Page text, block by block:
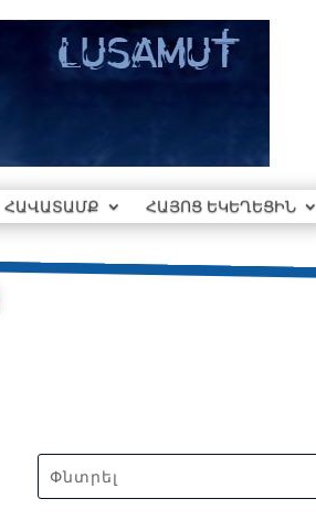
ՀԱՎԱՏԱՄՔ ՀԱՅՈՑ ԵԿԵՂԵՑԻՆ